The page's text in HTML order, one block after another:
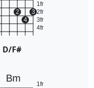
1fr
2fr
3fr
4fr
2
4
3
D/F#
Bm
1fr